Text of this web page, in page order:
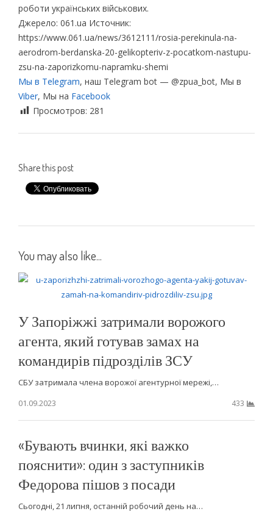
роботи українських військових.
Джерело: 061.ua Источник:
https://www.061.ua/news/3612111/rosia-perekinula-na-
aerodrom-berdanska-20-gelikopteriv-z-pocatkom-nastupu-
zsu-na-zaporizkomu-napramku-shemi
Мы в Telegram, наш Telegram bot — @zpua_bot, Мы в
Viber, Мы на Facebook
Просмотров: 281
Share this post
You may also like...
У Запоріжжі затримали ворожого
агента, який готував замах на
командирів підрозділів ЗСУ
СБУ затримала члена ворожої агентурної мережі,…
01.09.2023
433
«Бувають вчинки, які важко
пояснити»: один з заступників
Федорова пішов з посади
Сьогодні, 21 липня, останній робочий день на…